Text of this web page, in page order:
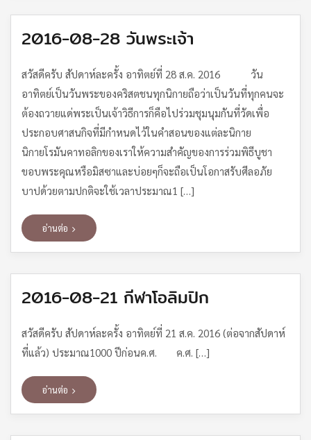
2016-08-28 วันพระเจ้า
สวัสดีครับ สัปดาห์ละครั้ง อาทิตย์ที่ 28 ส.ค. 2016 วัน
อาทิตย์เป็นวันพระของคริสตชนทุกนิกายถือว่าเป็นวันที่ทุกคนจะ
ต้องถวายแด่พระเป็นเจ้าวิธีการก็คือไปร่วมชุมนุมกันที่วัดเพื่อ
ประกอบศาสนกิจที่มีกำหนดไว้ในคำสอนของแต่ละนิกาย
นิกายโรมันคาทอลิกของเราให้ความสำคัญของการร่วมพิธีบูชา
ขอบพระคุณหรือมิสซาและบ่อยๆก็จะถือเป็นโอกาสรับศีลอภัย
บาปด้วยตามปกติจะใช้เวลาประมาณ1 […]
อ่านต่อ
2016-08-21 กีฬาโอลิมปิก
สวัสดีครับ สัปดาห์ละครั้ง อาทิตย์ที่ 21 ส.ค. 2016 (ต่อจากสัปดาห์
ที่แล้ว) ประมาณ1000 ปีก่อนค.ศ. ค.ศ. […]
อ่านต่อ